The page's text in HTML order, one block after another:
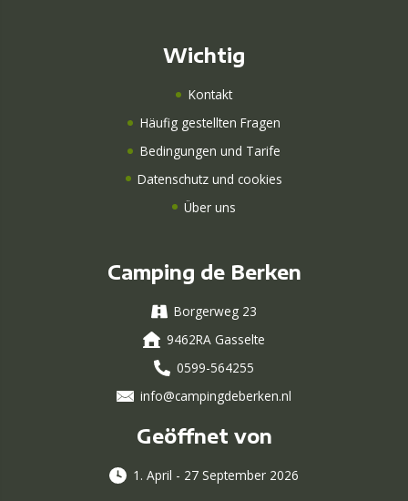
Wichtig
Kontakt
Häufig gestellten Fragen
Bedingungen und Tarife
Datenschutz und cookies
Über uns
Camping de Berken
Borgerweg 23
9462RA Gasselte
0599-564255
info@campingdeberken.nl
Geöffnet von
1. April - 27 September 2026